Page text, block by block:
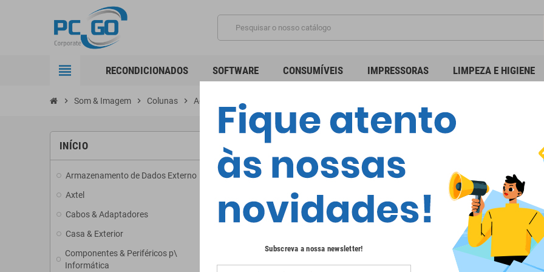
view_headline RECONDICIONADOS SOFTWARE CONSUMÍVEIS IMPRESSORAS LIMPEZA E HIGIENE
chevron_right Som & Imagem chevron_right Colunas chevron_right Acessórios
INÍCIO
Armazenamento de Dados Externo
Axtel
Cabos & Adaptadores
Casa & Exterior
Componentes & Periféricos p\
Informática
ACESSÓRIOS
Ordenar por: Relevância
Existem 21 produtos.
Subscreva a nossa newsletter!